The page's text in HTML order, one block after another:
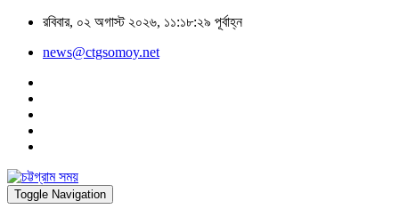
রবিবার, ০২ অগাস্ট ২০২৬, ১১:১৮:২৯ পূর্বাহ্ন
news@ctgsomoy.net
Toggle Navigation